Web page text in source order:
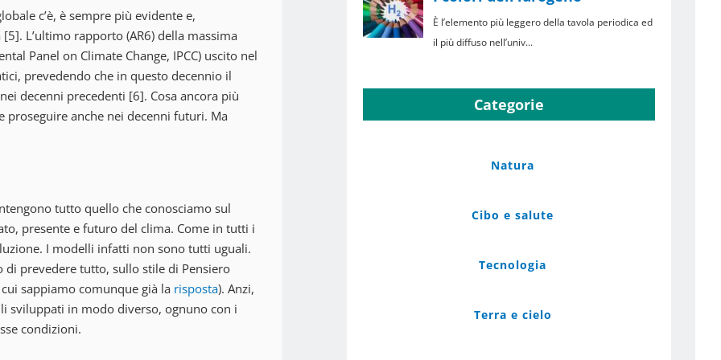
c’è, è sempre più evidente e,
L’ultimo rapporto (AR6) della massima
Panel on Climate Change, IPCC) uscito nel
prevedendo che in questo decennio il
decenni precedenti [6]. Cosa ancora più
proseguire anche nei decenni futuri. Ma
tutto quello che conosciamo sul
presente e futuro del clima. Come in tutti i
I modelli infatti non sono tutti uguali.
prevedere tutto, sullo stile di Pensiero
sappiamo comunque già la risposta). Anzi,
sviluppati in modo diverso, ognuno con i
condizioni.
Categorie
Natura
Cibo e salute
Tecnologia
Terra e cielo